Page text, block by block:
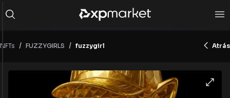
NFTs / FUZZYGIRLS / fuzzygirl Atrás